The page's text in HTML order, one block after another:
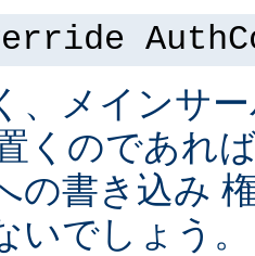
、メインサ
くのであれ
の書き込み
いでしょう。